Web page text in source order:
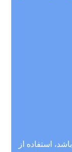
اگر یونیت ABS سراتو شما دارای کد 1M650 باشد، استفاده از